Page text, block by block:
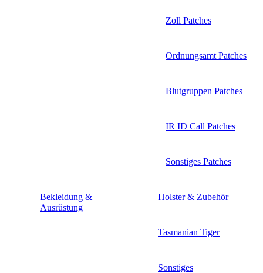
Zoll Patches
Ordnungsamt Patches
Blutgruppen Patches
IR ID Call Patches
Sonstiges Patches
Bekleidung &
Ausrüstung
Holster & Zubehör
Tasmanian Tiger
Sonstiges